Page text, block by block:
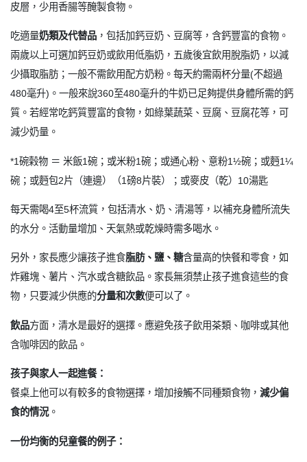
皮層，少用香腸等醃製食物。
吃適量奶類及代替品 ，包括加鈣豆奶、豆腐等，含鈣豐富的食物。
兩歲以上可選加鈣豆奶或飲用低脂奶，五歲後宜飲用脫脂奶，以減
少攝取脂肪；一般不需飲用配方奶粉。每天約需兩杯分量(不超過
480毫升)。一般來說360至480毫升的牛奶已足夠提供身體所需的鈣
質。若經常吃鈣質豐富的食物，如綠葉蔬菜、豆腐、豆腐花等，可
減少奶量。
*1碗榖物 ＝ 米飯1碗；或米粉1碗；或通心粉、意粉1½碗；或麪1¼
碗；或麪包2片（連邊）（1磅8片裝）；或麥皮（乾）10湯匙
每天需喝4至5杯流質，包括清水、奶、清湯等，以補充身體所流失
的水分。活動量增加、天氣熱或乾燥時需多喝水。
另外，家長應少讓孩子進食脂肪、鹽、糖含量高的快餐和零食，如
炸雞塊、薯片、汽水或含糖飲品。家長無須禁止孩子進食這些的食
物，只要減少供應的分量和次數便可以了。
飲品方面，清水是最好的選擇。應避免孩子飲用茶類、咖啡或其他
含咖啡因的飲品。
孩子與家人一起進餐：
餐桌上他可以有較多的食物選擇，增加接觸不同種類食物， 減少偏
食的情況。
一份均衡的兒童餐的例子：